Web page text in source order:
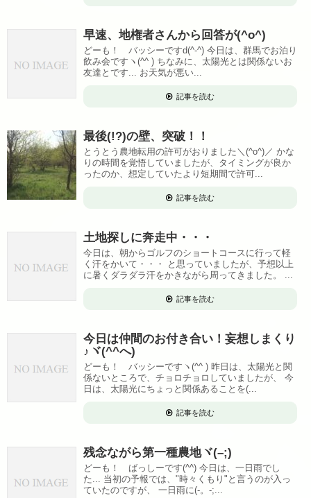
早速、地権者さんから回答が(^o^)
どーも！ バッシーですd(^-^) 今日は、群馬でお泊り
飲み会ですヽ(^^ ) ちなみに、太陽光とは関係ないお
友達とです... お天気が悪い...
記事を読む
最後(!?)の壁、突破！！
とうとう農地転用の許可がおりました＼(^o^)／ かな
りの時間を覚悟していましたが、タイミングが良か
ったのか、想定していたより短期間で許可...
記事を読む
土地探しに奔走中・・・
今日は、朝からゴルフのショートコースに行って軽
く汗をかいて・・・ と思っていましたが、予想以上
に暑くダラダラ汗をかきながら周ってきました。 ...
記事を読む
今日は仲間のお付き合い！妄想しまくり
♪ヾ(^^へ)
どーも！ バッシーですヽ(^^ ) 昨日は、太陽光と関
係ないところで、チョロチョロしていましたが、 今
日は、太陽光にちょっと関係あることを(...
記事を読む
残念ながら第一種農地ヾ(–;)
どーも！ ばっしーです(^^) 今日は、一日雨でし
た... 当初の予報では、"時々くもり"と言うのが入っ
ていたのですが、 一日雨に(-。-;...